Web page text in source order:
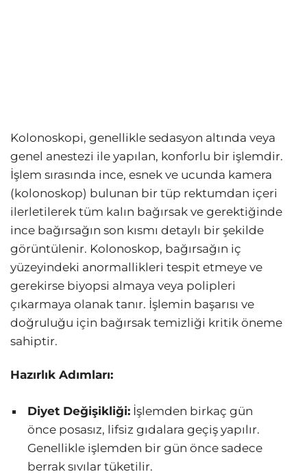
Kolonoskopi, genellikle sedasyon altında veya
genel anestezi ile yapılan, konforlu bir işlemdir.
İşlem sırasında ince, esnek ve ucunda kamera
(kolonoskop) bulunan bir tüp rektumdan içeri
ilerletilerek tüm kalın bağırsak ve gerektiğinde
ince bağırsağın son kısmı detaylı bir şekilde
görüntülenir. Kolonoskop, bağırsağın iç
yüzeyindeki anormallikleri tespit etmeye ve
gerekirse biyopsi almaya veya polipleri
çıkarmaya olanak tanır. İşlemin başarısı ve
doğruluğu için bağırsak temizliği kritik öneme
sahiptir.
Hazırlık Adımları:
Diyet Değişikliği: İşlemden birkaç gün
önce posasız, lifsiz gıdalara geçiş yapılır.
Genellikle işlemden bir gün önce sadece
berrak sıvılar tüketilir.